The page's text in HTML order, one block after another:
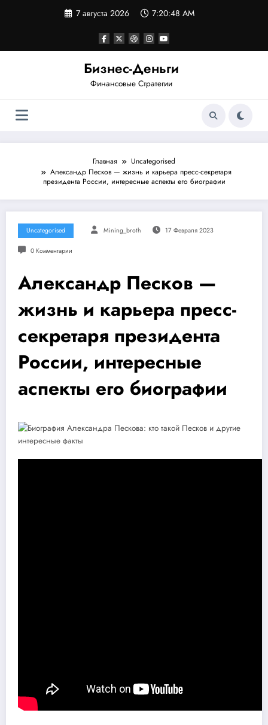
7 августа 2026 7:20:49 AM
Бизнес-Деньги
Финансовые Стратегии
Главная
Uncategorised
Александр Песков — жизнь и карьера пресс-секретаря
президента России, интересные аспекты его биографии
Uncategorised Mining_broth 17 Февраля 2023
0 Комментарии
Александр Песков —
жизнь и карьера пресс-
секретаря президента
России, интересные
аспекты его биографии